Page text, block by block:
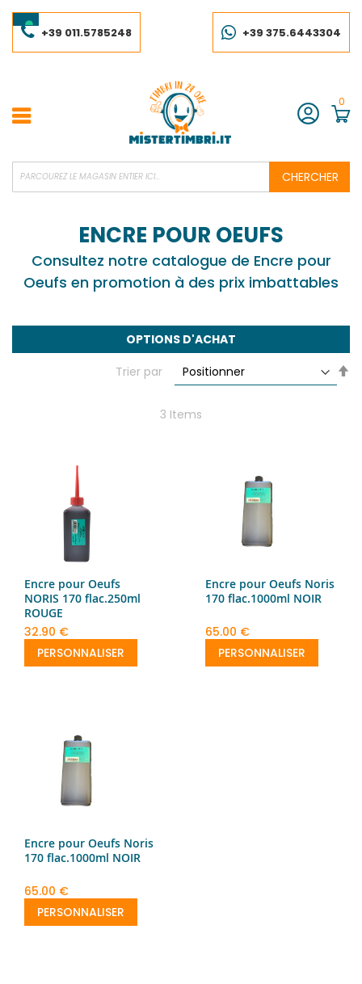
to
Content+39 011.5785248 +39 375.6443304
Compte
0
CHERCHER
ENCRE POUR OEUFS
Consultez notre catalogue de Encre pour
Oeufs en promotion à des prix imbattables
3 Items
Trier par
Encre pour Oeufs
NORIS 170 flac.250ml
ROUGE
32.90 €
PERSONNALISER
Encre pour Oeufs Noris
170 flac.1000ml NOIR
65.00 €
PERSONNALISER
Encre pour Oeufs Noris
170 flac.1000ml NOIR
65.00 €
PERSONNALISER
OPTIONS D'ACHAT